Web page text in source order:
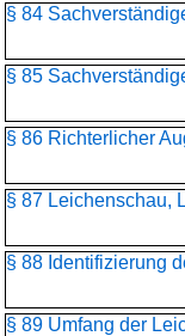
§ 84
§ 85
§ 86 Richterlicher
§ 87 Leichenschau,
§ 88 Identifizierung
§ 89 Umfang der